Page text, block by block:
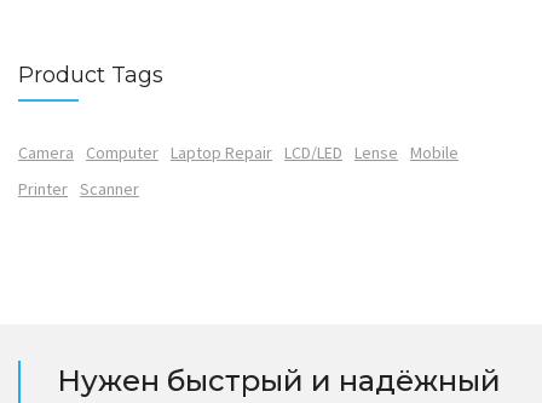
Product Tags
Camera Computer Laptop Repair LCD/LED Lense
Mobile
Printer Scanner
Нужен быстрый и надёжный